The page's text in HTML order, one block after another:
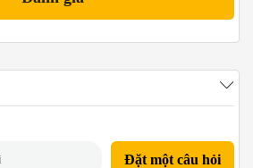
Đặt một câu hỏi